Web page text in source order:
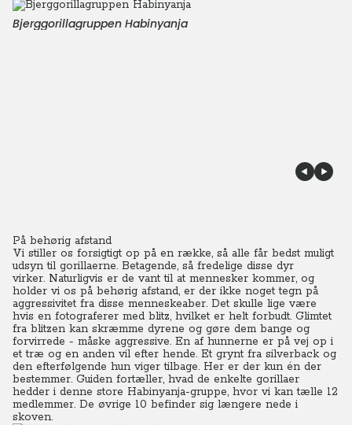
Bjerggorillagruppen Habinyanja
På behørig afstand
Vi stiller os forsigtigt op på en række, så alle får bedst muligt
udsyn til gorillaerne. Betagende, så fredelige disse dyr
virker. Naturligvis er de vant til at mennesker kommer, og
holder vi os på behørig afstand, er der ikke noget tegn på
aggressivitet fra disse menneskeaber. Det skulle lige være
hvis en fotograferer med blitz, hvilket er helt forbudt. Glimtet
fra blitzen kan skræmme dyrene og gøre dem bange og
forvirrede - måske aggressive. En af hunnerne er på vej op i
et træ og en anden vil efter hende. Et grynt fra silverback og
den efterfølgende hun viger tilbage. Her er der kun én der
bestemmer. Guiden fortæller, hvad de enkelte gorillaer
hedder i denne store Habinyanja-gruppe, hvor vi kan tælle 12
medlemmer. De øvrige 10 befinder sig længere nede i
skoven.